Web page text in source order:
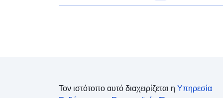
Τον ιστότοπο αυτό διαχειρίζεται η Υπηρεσία